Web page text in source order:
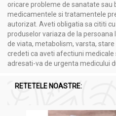
oricare probleme de sanatate sau
medicamentele si tratamentele
autorizat. Aveti obligatia sa cititi
produselor variaza de la persoana
de viata, metabolism, varsta,
credeti ca aveti afectiuni
adresati-va de urgenta medicului
RETETELE NOASTRE: